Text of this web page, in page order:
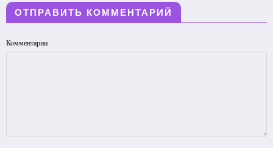
ОТПРАВИТЬ КОММЕНТАРИЙ
Комментарии